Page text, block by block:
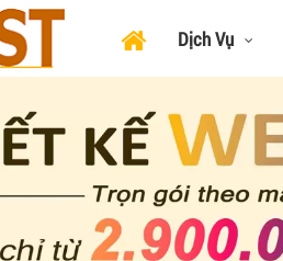
Dịch Vụ